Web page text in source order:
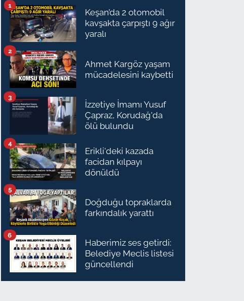
Keşan’da 2 otomobil
kavşakta çarpıştı 9 ağır
yaralı
1
Ahmet Kargöz yaşam
mücadelesini kaybetti
2
İzzetiye İmamı Yusuf
Çapraz, Korudağ'da
ölü bulundu
3
Erikli'deki kazada
facidan kılpayı
dönüldü
4
Doğduğu topraklarda
farkındalık yarattı
5
Haberimiz ses getirdi:
Belediye Meclis listesi
güncellendi
6